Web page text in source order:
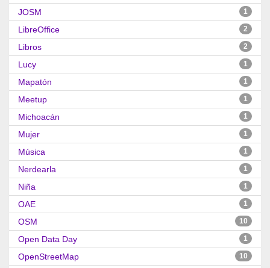
JOSM 1
LibreOffice 2
Libros 2
Lucy 1
Mapatón 1
Meetup 1
Michoacán 1
Mujer 1
Música 1
Nerdearla 1
Niña 1
OAE 1
OSM 10
Open Data Day 1
OpenStreetMap 10